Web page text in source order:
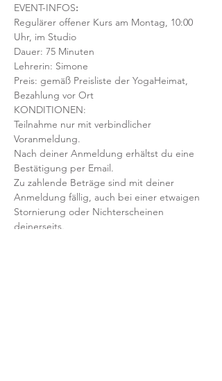
EVENT-INFOS:
Regulärer offener Kurs am Montag, 10:00
Uhr, im Studio
Dauer: 75 Minuten
Lehrerin: Simone
Preis: gemäß Preisliste der YogaHeimat,
Bezahlung vor Ort
KONDITIONEN:
Teilnahme nur mit verbindlicher
Voranmeldung.
Nach deiner Anmeldung erhältst du eine
Bestätigung per Email.
Zu zahlende Beträge sind mit deiner
Anmeldung fällig, auch bei einer etwaigen
Stornierung oder Nichterscheinen
deinerseits.